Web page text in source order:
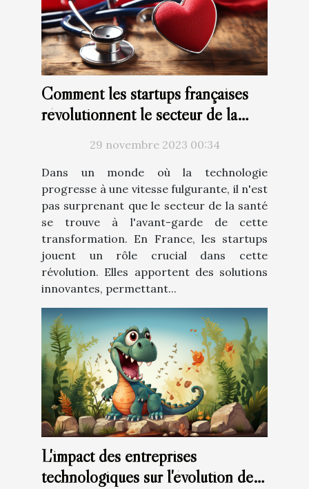
Comment les startups françaises
révolutionnent le secteur de la
santé avec la technologie
29 novembre 2023 00:34
Dans un monde où la technologie
progresse à une vitesse fulgurante, il n'est
pas surprenant que le secteur de la santé
se trouve à l'avant-garde de cette
transformation. En France, les startups
jouent un rôle crucial dans cette
révolution. Elles apportent des solutions
innovantes, permettant...
L'impact des entreprises
technologiques sur l'évolution de